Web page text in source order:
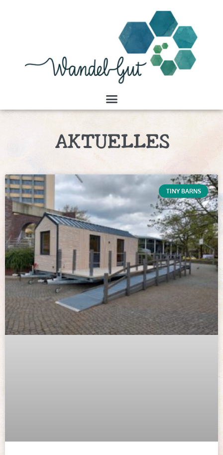
AKTUELLES
TINY BARNS